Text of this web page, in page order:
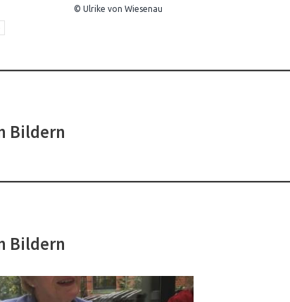
© Ulrike von Wiesenau
Bildern
Bildern